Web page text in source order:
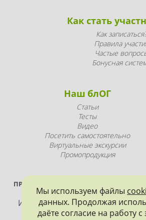
Как стать
Как
Правила
Частые
Бонусная
Наш блОГ
Статьи
Тесты
Видео
Посетить самостоятельно
Виртуальные экскурсии
Промопродукция
ПРОЕКТ РЕАЛИЗУЕТСЯ ПРИ
ПЕТЕРБУРГА
Использование материалов,
допускается только с
Мы используем файлы
данных. Продолжая
даёте согласие на работу